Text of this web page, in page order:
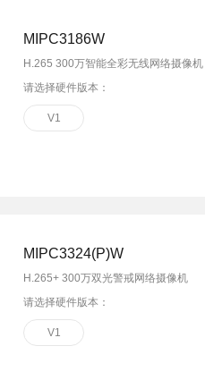
MIPC3186W
H.265 300万智能全彩无线网络摄像机
请选择硬件版本：
V1
MIPC3324(P)W
H.265+ 300万双光警戒网络摄像机
请选择硬件版本：
V1